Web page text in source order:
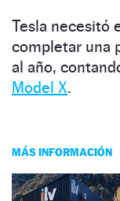
Tesla necesitó
completar una
al año,
Model X.
MÁS INFORMACIÓN